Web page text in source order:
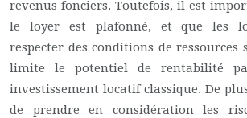
revenus fonciers. Toutefois, il est
le loyer est plafonné, et que les
respecter des conditions de ressources
limite le potentiel de rentabilité
investissement locatif classique. De
de prendre en considération les